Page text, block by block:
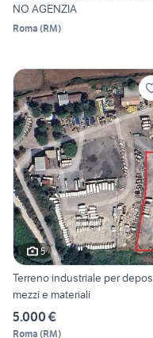
NO AGENZIA
Roma (RM)
5
Terreno industriale per
mezzi e materiali
5.000 €
Roma (RM)